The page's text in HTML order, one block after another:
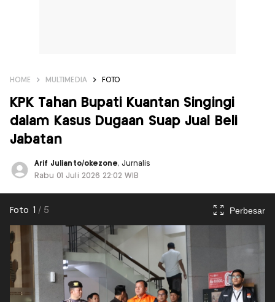
HOME MULTIMEDIA FOTO
KPK Tahan Bupati Kuantan Singingi
dalam Kasus Dugaan Suap Jual Beli
Jabatan
Arif Julianto/okezone, Jurnalis
Rabu 01 Juli 2026 22:02 WIB
Foto 1 / 5 Perbesar